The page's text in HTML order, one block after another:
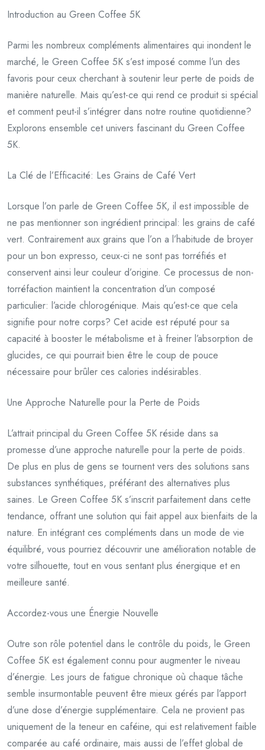
Introduction au Green Coffee 5K
Parmi les nombreux compléments alimentaires qui inondent le
marché, le Green Coffee 5K s’est imposé comme l’un des
favoris pour ceux cherchant à soutenir leur perte de poids de
manière naturelle. Mais qu’est-ce qui rend ce produit si spécial
et comment peut-il s’intégrer dans notre routine quotidienne?
Explorons ensemble cet univers fascinant du Green Coffee
5K.
La Clé de l’Efficacité: Les Grains de Café Vert
Lorsque l’on parle de Green Coffee 5K, il est impossible de
ne pas mentionner son ingrédient principal: les grains de café
vert. Contrairement aux grains que l’on a l’habitude de broyer
pour un bon expresso, ceux-ci ne sont pas torréfiés et
conservent ainsi leur couleur d’origine. Ce processus de non-
torréfaction maintient la concentration d’un composé
particulier: l’acide chlorogénique. Mais qu’est-ce que cela
signifie pour notre corps? Cet acide est réputé pour sa
capacité à booster le métabolisme et à freiner l’absorption de
glucides, ce qui pourrait bien être le coup de pouce
nécessaire pour brûler ces calories indésirables.
Une Approche Naturelle pour la Perte de Poids
L’attrait principal du Green Coffee 5K réside dans sa
promesse d’une approche naturelle pour la perte de poids.
De plus en plus de gens se tournent vers des solutions sans
substances synthétiques, préférant des alternatives plus
saines. Le Green Coffee 5K s’inscrit parfaitement dans cette
tendance, offrant une solution qui fait appel aux bienfaits de la
nature. En intégrant ces compléments dans un mode de vie
équilibré, vous pourriez découvrir une amélioration notable de
votre silhouette, tout en vous sentant plus énergique et en
meilleure santé.
Accordez-vous une Énergie Nouvelle
Outre son rôle potentiel dans le contrôle du poids, le Green
Coffee 5K est également connu pour augmenter le niveau
d’énergie. Les jours de fatigue chronique où chaque tâche
semble insurmontable peuvent être mieux gérés par l’apport
d’une dose d’énergie supplémentaire. Cela ne provient pas
uniquement de la teneur en caféine, qui est relativement faible
comparée au café ordinaire, mais aussi de l’effet global de